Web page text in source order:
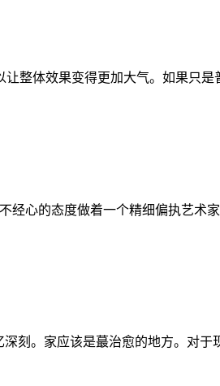
整体效果变得更加大气。如果只
心的态度做着一个精细偏执艺
刻。家应该是蕞治愈的地方。对